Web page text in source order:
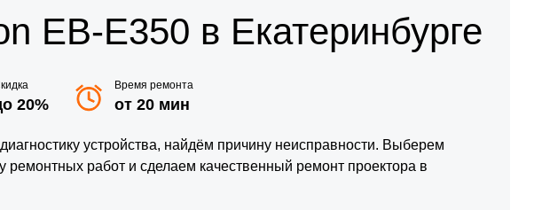
EB-E350 в Екатеринбурге
20%
Время ремонта
от 20 мин
устройства, найдём причину неисправности. Выберем
работ и сделаем качественный ремонт проектора в